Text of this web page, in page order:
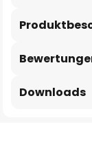
Downloads